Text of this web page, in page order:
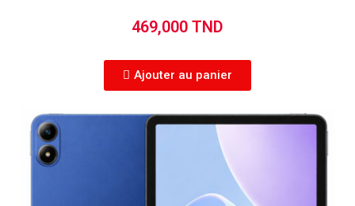
469,000 TND
Ajouter au panier